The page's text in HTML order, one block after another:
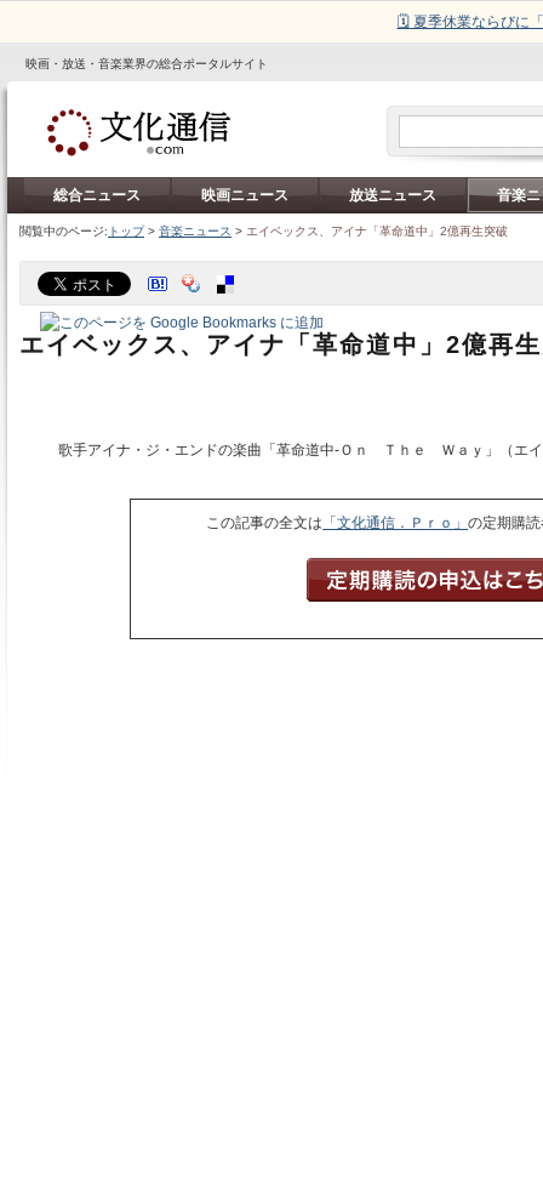
🗓️ 夏季休業ならびに
映画・放送・音楽業界の総合ポータルサイト
総合ニュース 映画ニュース 放送ニュース 音楽
閲覧中のページ: トップ> 音楽ニュース > エイベックス、アイナ「革命道中」2億再生突破
エイベックス、アイナ「革命道中」2億再
歌手アイナ・ジ・エンドの楽曲「革命道中‐Ｏｎ Ｔｈｅ Ｗａｙ」（エ
この記事の全文は 「文化通信．Ｐｒｏ」の定期購